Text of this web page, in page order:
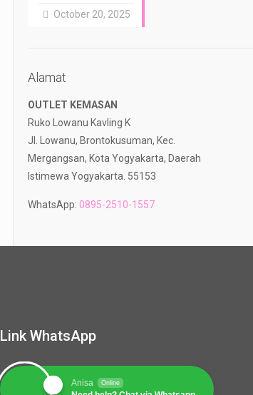
October 20, 2025
Alamat
OUTLET KEMASAN
Ruko Lowanu Kavling K
Jl. Lowanu, Brontokusuman, Kec.
Mergangsan, Kota Yogyakarta, Daerah
Istimewa Yogyakarta. 55153
WhatsApp: 0895-2510-1557
Link WhatsApp
Anisa Online